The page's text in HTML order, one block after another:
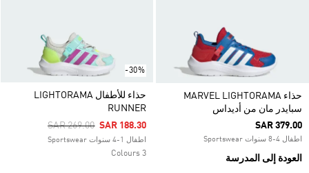
حذاء MARVEL LIGHTORAMA
سبايدر مان من أديداس
SAR 379.00
اطفال 4-8 سنوات Sportswear
العودة إلى المدرسة
-30%
حذاء للأطفال LIGHTORAMA
RUNNER
Price Reduced From
SAR 269.00ToSAR 188.30
اطفال 1-4 سنوات Sportswear
3 Colours